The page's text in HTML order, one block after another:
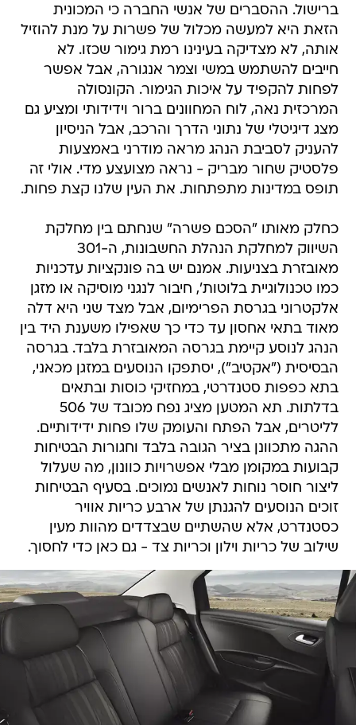
ברישול. ההסברים של אנשי החברה כי המכונית
הזאת היא למעשה מכלול של פשרות על מנת להוזיל
אותה, לא מצדיקה בעינינו רמת גימור שכזו. לא
חייבים להשתמש במשי וצמר אנגורה, אבל אפשר
לפחות להקפיד על איכות הגימור. הקונסולה
המרכזית נאה, לוח המחוונים ברור וידידותי ומציע גם
מצג דיגיטלי של נתוני הדרך והרכב, אבל הניסיון
להעניק לסביבת הנהג מראה מודרני באמצעות
פלסטיק שחור מבריק - נראה מצועצע מדי. אולי זה
תופס במדינות מתפתחות. את העין שלנו קצת פחות.
כחלק מאותו "הסכם פשרה" שנחתם בין מחלקת
השיווק למחלקת הנהלת החשבונות, ה-301
מאובזרת בצניעות. אמנם יש בה פונקציות עדכניות
כמו טכנולוגיית בלוטות', חיבור לנגני מוסיקה או מזגן
אלקטרוני בגרסת הפרימיום, אבל מצד שני היא דלה
מאוד בתאי אחסון עד כדי כך שאפילו משענת היד בין
הנהג לנוסע קיימת בגרסה המאובזרת בלבד. בגרסה
הבסיסית ("אקטיב"), יסתפקו הנוסעים במזגן מכאני,
בתא כפפות סטנדרטי, במחזיקי כוסות ובתאים
בדלתות. תא המטען מציג נפח מכובד של 506
לליטרים, אבל הפתח והעומק שלו פחות ידידותיים.
ההגה מתכוונן בציר הגובה בלבד וחגורות הבטיחות
קבועות במקומן מבלי אפשרויות כוונון, מה שעלול
ליצור חוסר נוחות לאנשים נמוכים. בסעיף הבטיחות
זוכים הנוסעים להגנתן של ארבע כריות אוויר
כסטנדרט, אלא שהשתיים שבצדדים מהוות מעין
שילוב של כריות וילון וכריות צד - גם כאן כדי לחסוך.